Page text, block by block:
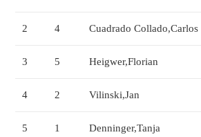
2 4 Cuadrado Collado,Carlos
3 5 Heigwer,Florian
4 2 Vilinski,Jan
5 1 Denninger,Tanja